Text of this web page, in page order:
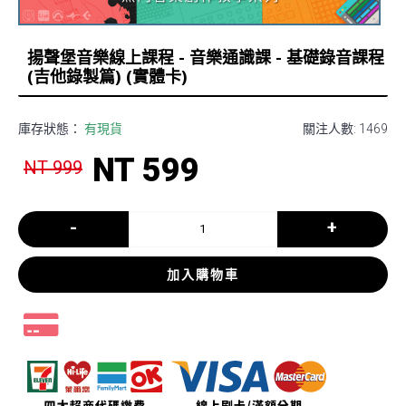
揚聲堡音樂線上課程 - 音樂通識課 - 基礎錄音課程
(吉他錄製篇) (實體卡)
關注人數: 1469
庫存狀態： 有現貨
NT 999 NT 599
- +
加入購物車